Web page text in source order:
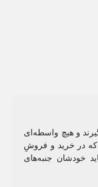
و هیچ واسطه‌ای
که در خرید و فروشِ
خودشان جنبه‌های